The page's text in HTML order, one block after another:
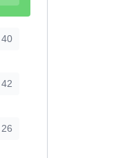
40
42
26